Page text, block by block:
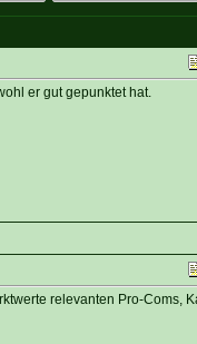
er gut gepunktet hat.
relevanten Pro-Coms,